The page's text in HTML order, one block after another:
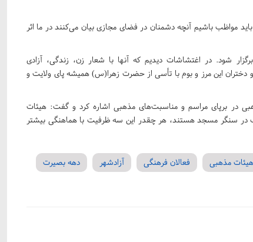
مواظب باشیم آنچه دشمنان در فضای مجازی بیان می‌کنند در ما اثر
شود. در اغتشاشات دیدیم که آنها با شعار زن، زندگی، آزادی
دختران این مرز و بوم با تأسی از حضرت زهرا(س) همیشه پای ولایت و
در برپای مراسم‌ و مناسبت‌های مذهبی اشاره کرد و گفت: هیئات
در سنگر مسجد هستند، هر چقدر این سه ظرفیت با هماهنگی بیشتر
هیئات مذهبی فعالان فرهنگی آزادشهر
دهه بصیرت